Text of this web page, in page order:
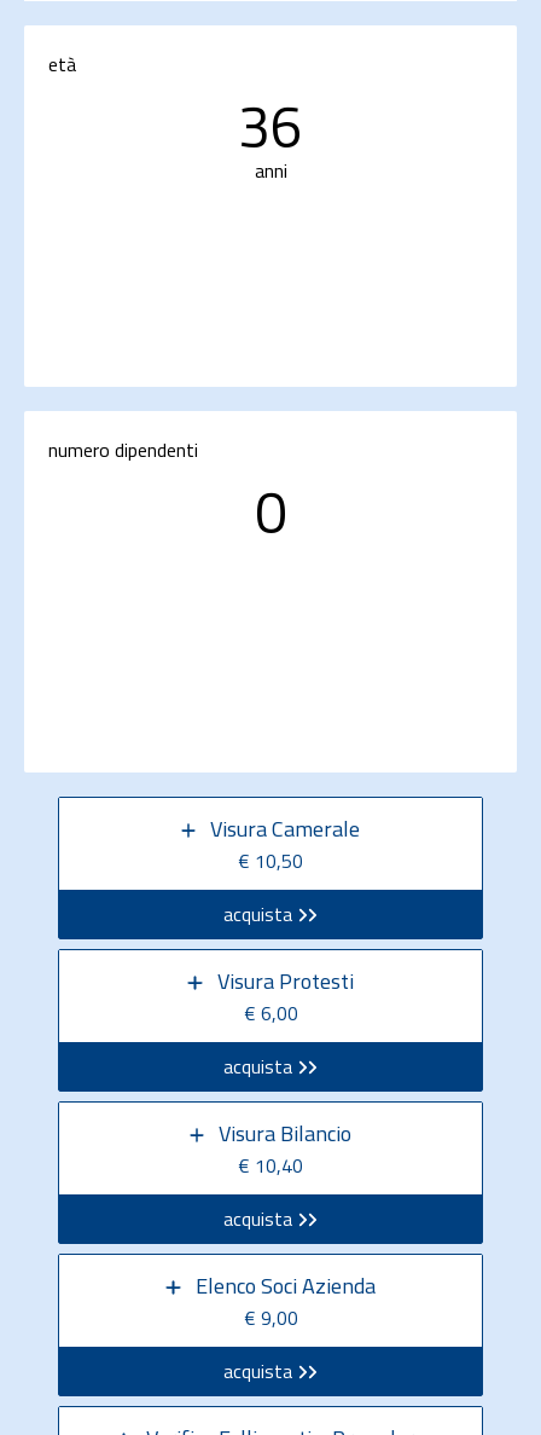
età
36
anni
numero dipendenti
0
Visura Camerale
€ 10,50
acquista
Visura Protesti
€ 6,00
acquista
Visura Bilancio
€ 10,40
acquista
Elenco Soci Azienda
€ 9,00
acquista